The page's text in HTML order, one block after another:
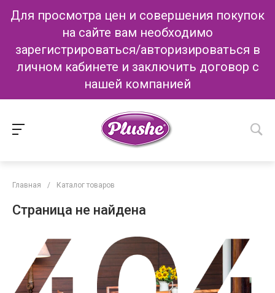
Для просмотра цен и совершения покупок
на сайте вам необходимо
зарегистрироваться/авторизироваться в
личном кабинете и заключить договор с
нашей компанией
Главная / Каталог товаров
Страница не найдена